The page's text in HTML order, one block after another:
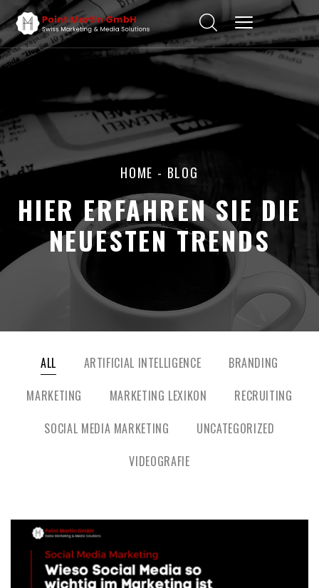
HOME - BLOG
HIER ERFAHREN SIE DIE
NEUESTEN TRENDS
ALL ARTIFICIAL INTELLIGENCE
BRANDING
MARKETING
MARKETING LEXIKON
RECRUITING
SOCIAL MEDIA MARKETING
UNCATEGORIZED
VIDEOGRAFIE